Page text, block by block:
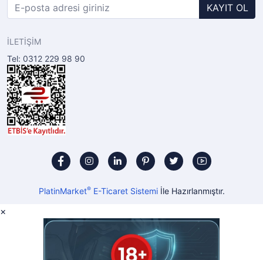
KAYIT OL
İLETİŞİM
Tel: 0312 229 98 90
PlatinMarket®E-Ticaret Sistemiİle Hazırlanmıştır.
×